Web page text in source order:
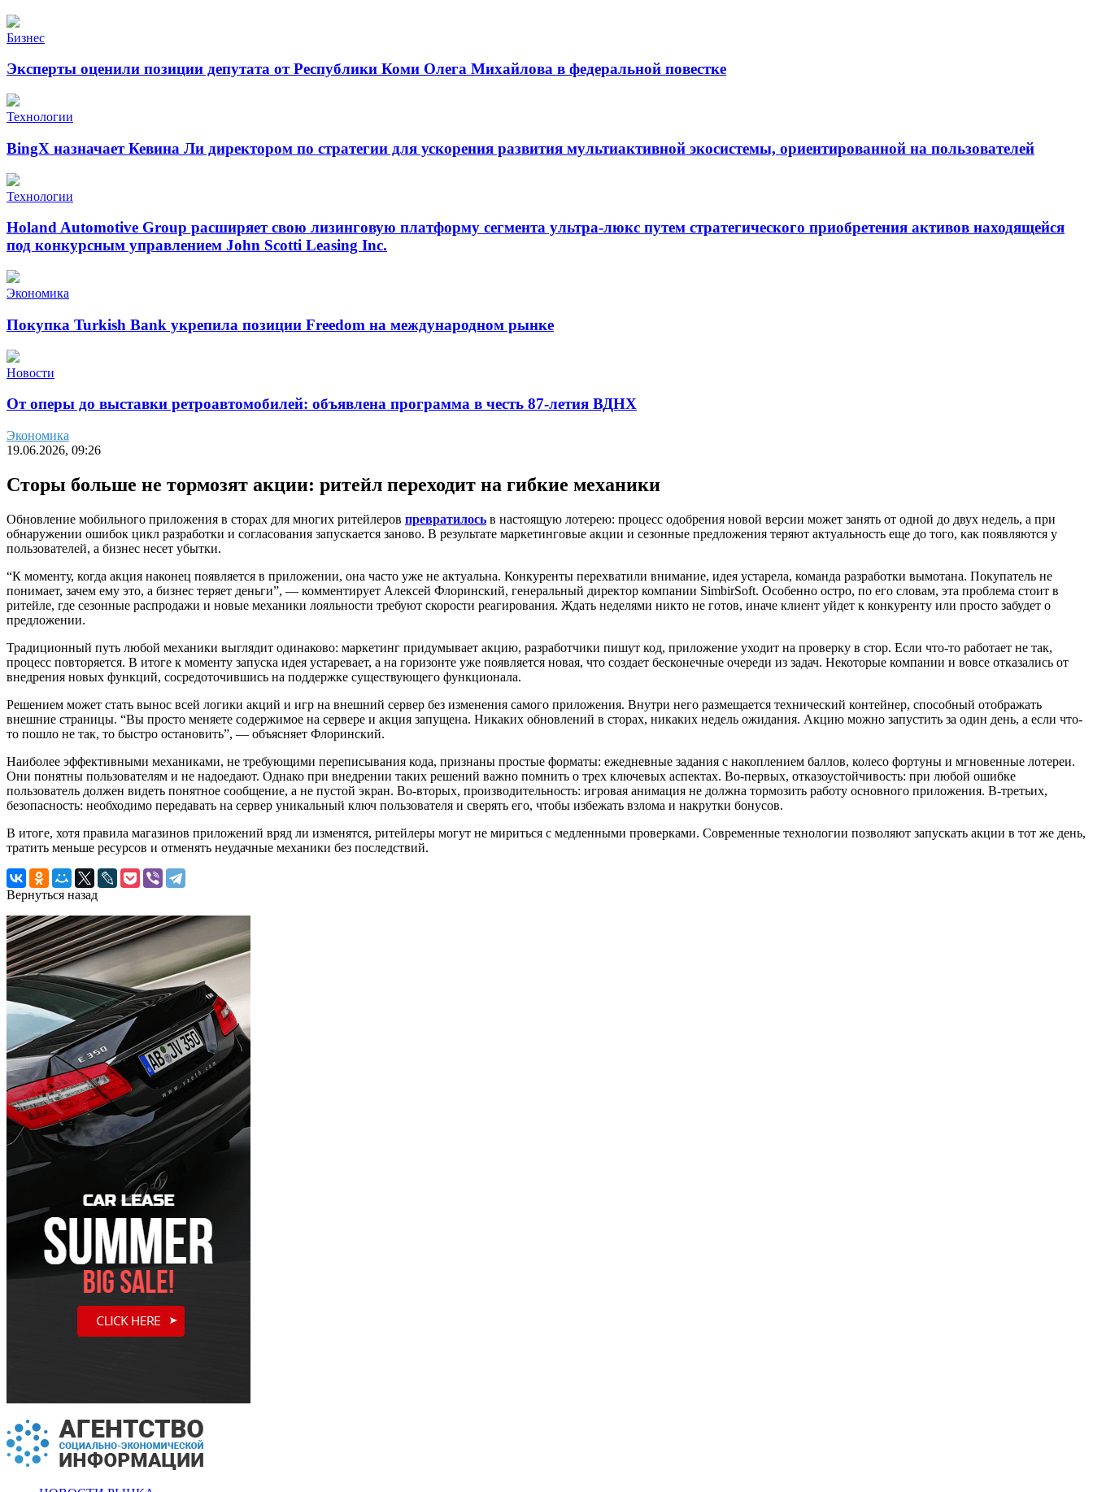
Бизнес
Эксперты оценили позиции депутата от Республики Коми Олега Михайлова в федеральной повестке
Технологии
BingX назначает Кевина Ли директором по стратегии для ускорения развития мультиактивной экосистемы, ориентированной на пользователей
Технологии
Holand Automotive Group расширяет свою лизинговую платформу сегмента ультра-люкс путем стратегического приобретения активов находящейся
под конкурсным управлением John Scotti Leasing Inc.
Экономика
Покупка Turkish Bank укрепила позиции Freedom на международном рынке
Новости
От оперы до выставки ретроавтомобилей: объявлена программа в честь 87-летия ВДНХ
Экономика
19.06.2026, 09:26
Сторы больше не тормозят акции: ритейл переходит на гибкие механики
Обновление мобильного приложения в сторах для многих ритейлеров превратилось в настоящую лотерею: процесс одобрения новой версии может занять от одной до двух недель, а при
обнаружении ошибок цикл разработки и согласования запускается заново. В результате маркетинговые акции и сезонные предложения теряют актуальность еще до того, как появляются у
пользователей, а бизнес несет убытки.
“К моменту, когда акция наконец появляется в приложении, она часто уже не актуальна. Конкуренты перехватили внимание, идея устарела, команда разработки вымотана. Покупатель не
понимает, зачем ему это, а бизнес теряет деньги”, — комментирует Алексей Флоринский, генеральный директор компании SimbirSoft. Особенно остро, по его словам, эта проблема стоит в
ритейле, где сезонные распродажи и новые механики лояльности требуют скорости реагирования. Ждать неделями никто не готов, иначе клиент уйдет к конкуренту или просто забудет о
предложении.
Традиционный путь любой механики выглядит одинаково: маркетинг придумывает акцию, разработчики пишут код, приложение уходит на проверку в стор. Если что-то работает не так,
процесс повторяется. В итоге к моменту запуска идея устаревает, а на горизонте уже появляется новая, что создает бесконечные очереди из задач. Некоторые компании и вовсе отказались от
внедрения новых функций, сосредоточившись на поддержке существующего функционала.
Решением может стать вынос всей логики акций и игр на внешний сервер без изменения самого приложения. Внутри него размещается технический контейнер, способный отображать
внешние страницы. “Вы просто меняете содержимое на сервере и акция запущена. Никаких обновлений в сторах, никаких недель ожидания. Акцию можно запустить за один день, а если что-
то пошло не так, то быстро остановить”, — объясняет Флоринский.
Наиболее эффективными механиками, не требующими переписывания кода, признаны простые форматы: ежедневные задания с накоплением баллов, колесо фортуны и мгновенные лотереи.
Они понятны пользователям и не надоедают. Однако при внедрении таких решений важно помнить о трех ключевых аспектах. Во-первых, отказоустойчивость: при любой ошибке
пользователь должен видеть понятное сообщение, а не пустой экран. Во-вторых, производительность: игровая анимация не должна тормозить работу основного приложения. В-третьих,
безопасность: необходимо передавать на сервер уникальный ключ пользователя и сверять его, чтобы избежать взлома и накрутки бонусов.
В итоге, хотя правила магазинов приложений вряд ли изменятся, ритейлеры могут не мириться с медленными проверками. Современные технологии позволяют запускать акции в тот же день,
тратить меньше ресурсов и отменять неудачные механики без последствий.
Вернуться назад